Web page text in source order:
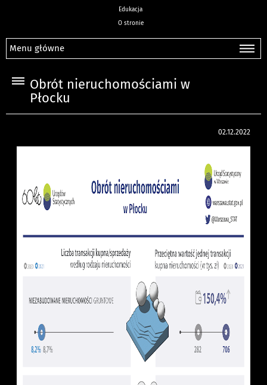
Edukacja
O stronie
Menu główne
Obrót nieruchomościami w
Płocku
02.12.2022